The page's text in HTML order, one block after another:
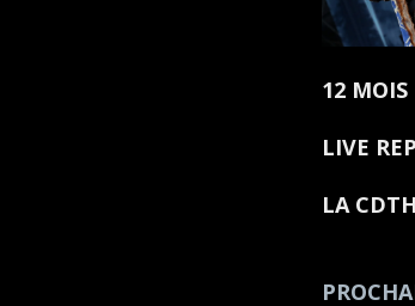
12 MOIS
LIVE
LA